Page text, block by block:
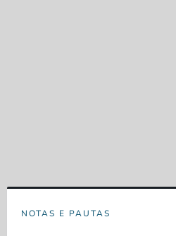
NOTAS E PAUTAS